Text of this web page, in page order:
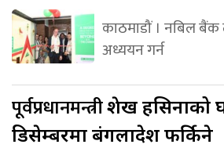
काठमाडौं । नबिल बैंक
अध्ययन गर्न
पूर्वप्रधानमन्त्रीशेख हसिनाको
डिसेम्बरमा बंगलादेश फर्किने